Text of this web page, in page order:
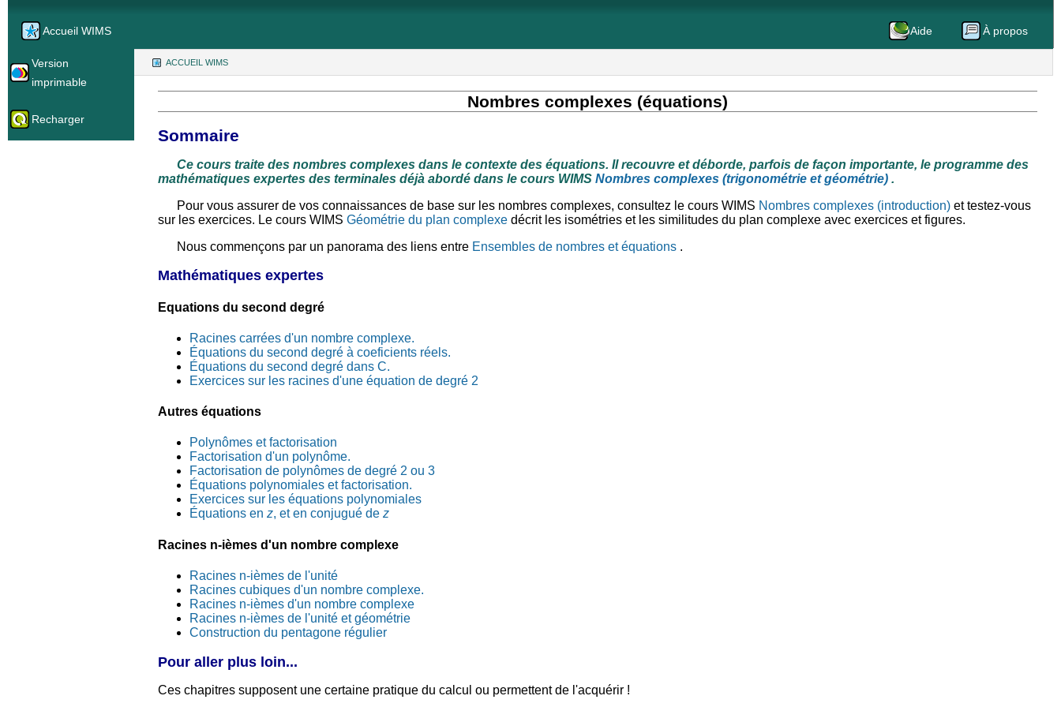
Accueil WIMS Aide À propos
ACCUEIL WIMS(CURRENT)
Nombres complexes (équations)
Sommaire
Ce cours traite des nombres complexes dans le contexte des équations. Il recouvre et déborde, parfois de façon importante, le programme des
mathématiques expertes des terminales déjà abordé dans le cours WIMS Nombres complexes (trigonométrie et géométrie) .
Pour vous assurer de vos connaissances de base sur les nombres complexes, consultez le cours WIMS Nombres complexes (introduction) et testez-vous
sur les exercices. Le cours WIMS Géométrie du plan complexe décrit les isométries et les similitudes du plan complexe avec exercices et figures.
Nous commençons par un panorama des liens entre Ensembles de nombres et équations .
Mathématiques expertes
Equations du second degré
Racines carrées d'un nombre complexe.
Équations du second degré à coeficients réels.
Équations du second degré dans C.
Exercices sur les racines d'une équation de degré 2
Autres équations
Polynômes et factorisation
Factorisation d'un polynôme.
Factorisation de polynômes de degré 2 ou 3
Équations polynomiales et factorisation.
Exercices sur les équations polynomiales
Équations en z, et en conjugué de z
Racines n-ièmes d'un nombre complexe
Racines n-ièmes de l'unité
Racines cubiques d'un nombre complexe.
Racines n-ièmes d'un nombre complexe
Racines n-ièmes de l'unité et géométrie
Construction du pentagone régulier
Pour aller plus loin...
Ces chapitres supposent une certaine pratique du calcul ou permettent de l'acquérir !
Version
imprimable
Recharger